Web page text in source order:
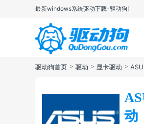
最新windows系统驱动下载-驱动狗!
驱动狗首页 > 驱动 > 显卡驱动 >
动